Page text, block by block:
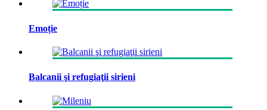
Emoție
Balcanii şi refugiaţii sirieni